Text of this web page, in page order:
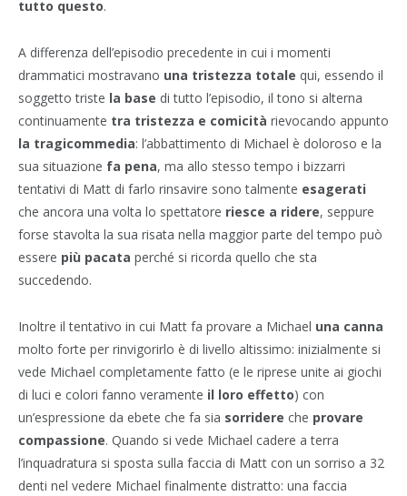
tutto questo.
A differenza dell’episodio precedente in cui i momenti
drammatici mostravano una tristezza totale qui, essendo il
soggetto triste la base di tutto l’episodio, il tono si alterna
continuamente tra tristezza e comicità rievocando appunto
la tragicommedia: l’abbattimento di Michael è doloroso e la
sua situazione fa pena, ma allo stesso tempo i bizzarri
tentativi di Matt di farlo rinsavire sono talmente esagerati
che ancora una volta lo spettatore riesce a ridere, seppure
forse stavolta la sua risata nella maggior parte del tempo può
essere più pacata perché si ricorda quello che sta
succedendo.
Inoltre il tentativo in cui Matt fa provare a Michael una canna
molto forte per rinvigorirlo è di livello altissimo: inizialmente si
vede Michael completamente fatto (e le riprese unite ai giochi
di luci e colori fanno veramente il loro effetto) con
un’espressione da ebete che fa sia sorridere che provare
compassione. Quando si vede Michael cadere a terra
l’inquadratura si sposta sulla faccia di Matt con un sorriso a 32
denti nel vedere Michael finalmente distratto: una faccia